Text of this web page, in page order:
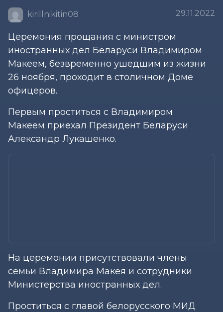
kirillnikitin08 29.11.2022
Церемония прощания с министром
иностранных дел Беларуси Владимиром
Макеем, безвременно ушедшим из жизни
26 ноября, проходит в столичном Доме
офицеров.
Первым проститься с Владимиром
Макеем приехал Президент Беларуси
Александр Лукашенко.
На церемонии присутствовали члены
семьи Владимира Макея и сотрудники
Министерства иностранных дел.
Проститься с главой белорусского МИД